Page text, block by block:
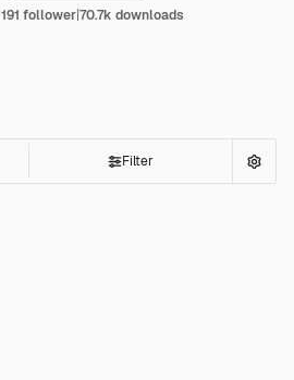
191 follower|70.7k downloads
Filter